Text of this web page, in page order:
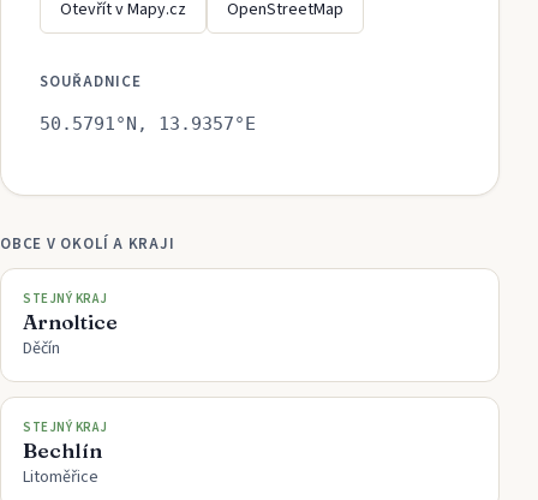
Otevřít v Mapy.cz OpenStreetMap
SOUŘADNICE
50.5791°N, 13.9357°E
OBCE V OKOLÍ A KRAJI
STEJNÝ KRAJ
Arnoltice
Děčín
STEJNÝ KRAJ
Bechlín
Litoměřice